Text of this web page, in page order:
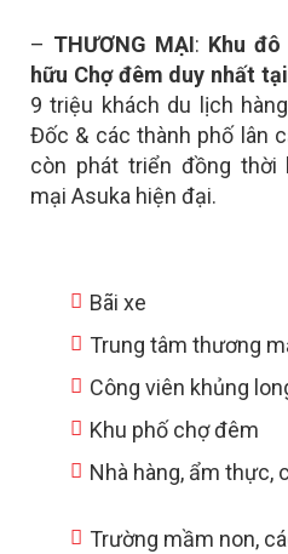
– THƯƠNG MẠI: Khu
hữu Chợ đêm duy nhất
9 triệu khách du lịch
Đốc & các thành phố lân
còn phát triển đồng thời
mại Asuka hiện đại.
Bãi xe
Trung tâm thương
Công viên khủng
Khu phố chợ đêm
Nhà hàng, ẩm thực,
Trường mầm non,